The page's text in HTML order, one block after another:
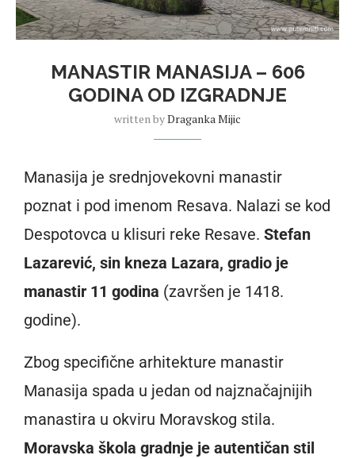
MANASTIR MANASIJA – 606
GODINA OD IZGRADNJE
written byDraganka Mijic
Manasija je srednjovekovni manastir
poznat i pod imenom Resava. Nalazi se kod
Despotovca u klisuri reke Resave. Stefan
Lazarević, sin kneza Lazara, gradio je
manastir 11 godina (završen je 1418.
godine).
Zbog specifične arhitekture manastir
Manasija spada u jedan od najznačajnijih
manastira u okviru Moravskog stila.
Moravska škola gradnje je autentičan stil